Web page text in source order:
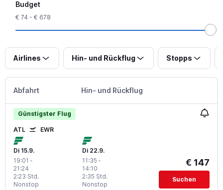
Budget
€ 74 - € 678
Airlines Hin- und Rückflug Stopps
Abfahrt Hin- und Rückflug
Günstigster Flug
ATL EWR
Di 15.9.
19:01 -
21:24
Nonstop
2:23 Std.
Di 22.9.
11:35 -
14:10
Nonstop
2:35 Std.
€ 147
Suchen